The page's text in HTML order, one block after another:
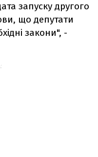
запуску другого
що депутати
закони", -